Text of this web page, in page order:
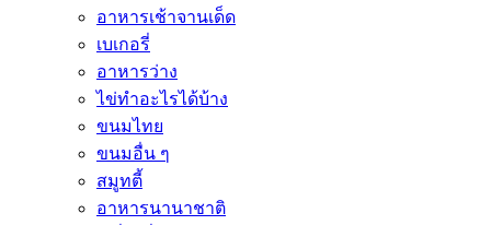
อาหารเช้าจานเด็ด
เบเกอรี่
อาหารว่าง
ไข่ทำอะไรได้บ้าง
ขนมไทย
ขนมอื่น ๆ
สมูทตี้
อาหารนานาชาติ